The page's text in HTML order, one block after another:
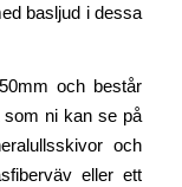
basljud i dessa
och består
ni kan se på
och
eller ett